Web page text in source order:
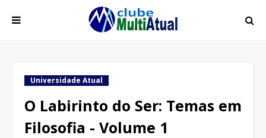
Universidade Atual
O Labirinto do Ser: Temas em
Filosofia - Volume 1